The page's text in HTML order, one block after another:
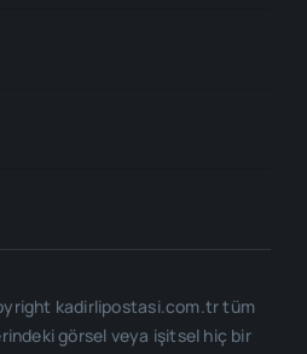
kadirlipostasi.com.tr tüm
görsel veya işitsel hiç bir